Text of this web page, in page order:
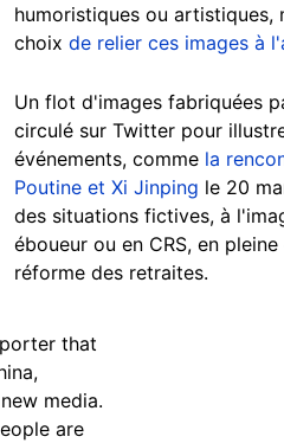
humoristiques ou
choix de relier ces images à
Un flot d'images fabriquées
circulé sur Twitter pour
événements, comme la
Poutine et Xi Jinping le 20
des situations fictives, à
éboueur ou en CRS, en
réforme des retraites.
that
media.
are